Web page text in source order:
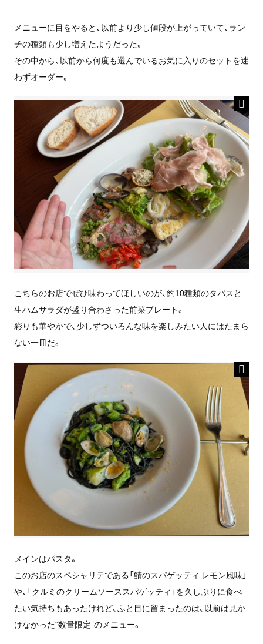
メニューに目をやると、以前より少し値段が上がっていて、ラン
チの種類も少し増えたようだった。
その中から、以前から何度も選んでいるお気に入りのセットを迷
わずオーダー。
こちらのお店でぜひ味わってほしいのが、約10種類のタパスと
生ハムサラダが盛り合わさった前菜プレート。
彩りも華やかで、少しずついろんな味を楽しみたい人にはたまら
ない一皿だ。
メインはパスタ。
このお店のスペシャリテである「鯖のスパゲッティ レモン風味」
や、「クルミのクリームソーススパゲッティ」を久しぶりに食べ
たい気持ちもあったけれど、ふと目に留まったのは、以前は見か
けなかった“数量限定”のメニュー。